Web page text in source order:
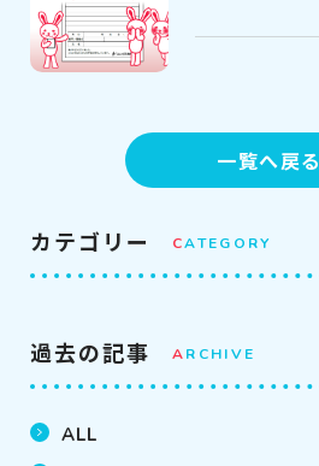
一覧へ戻る
カテゴリー CATEGORY
過去の記事 ARCHIVE
ALL